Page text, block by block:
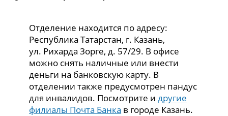
Отделение находится по адресу:
Республика Татарстан, г. Казань,
ул. Рихарда Зорге, д. 57/29. В офисе
можно снять наличные или внести
деньги на банковскую карту. В
отделении также предусмотрен пандус
для инвалидов. Посмотрите идругие
филиалы Почта Банка в городе Казань.